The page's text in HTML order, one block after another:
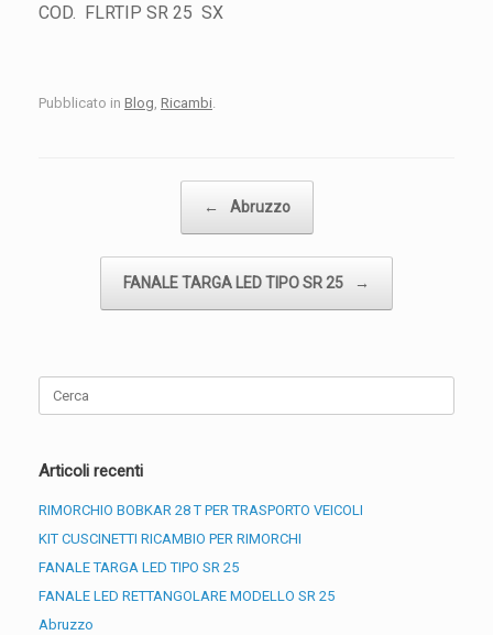
COD. FLRTIP SR 25 SX
Pubblicato in Blog, Ricambi.
← Abruzzo
FANALE TARGA LED TIPO SR 25 →
Articoli recenti
RIMORCHIO BOBKAR 28 T PER TRASPORTO VEICOLI
KIT CUSCINETTI RICAMBIO PER RIMORCHI
FANALE TARGA LED TIPO SR 25
FANALE LED RETTANGOLARE MODELLO SR 25
Abruzzo